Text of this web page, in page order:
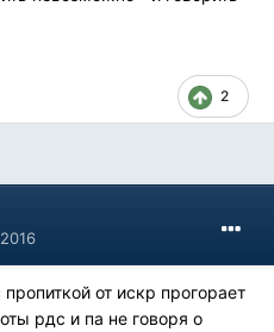
2
от искр прогорает
рдс и па не говоря о